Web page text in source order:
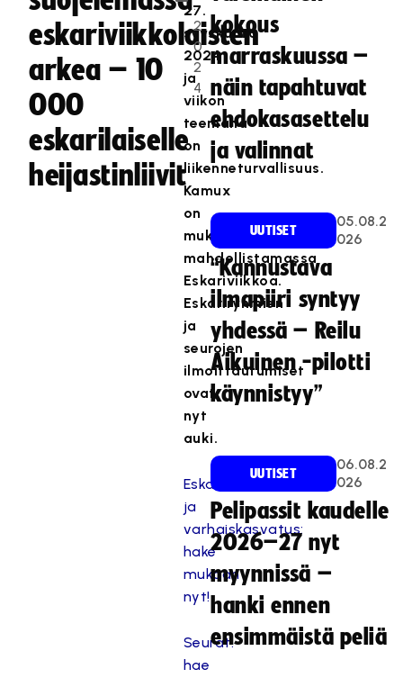
eskariviikkolaisten
arkea – 10
000
eskarilaiselle
heijastinliivit
.
2
0
2
4
27.
syyskuuta
2024
ja
viikon
teemana
on
liikenneturvallisuus.
Kamux
on
mukana
mahdollistamassa
Eskariviikkoa.
Eskariryhmien
ja
seurojen
ilmoittautumiset
ovat
nyt
auki.
Eskarit
ja
varhaiskasvatus:
hake
mukaan
nyt!
Seurat:
hae
kokous
marraskuussa –
näin tapahtuvat
ehdokasasettelu
ja valinnat
UUTISET
05.08.2
026
“Kannustava
ilmapiiri syntyy
yhdessä – Reilu
Aikuinen -pilotti
käynnistyy”
UUTISET
06.08.2
026
Pelipassit kaudelle
2026–27 nyt
myynnissä –
hanki ennen
ensimmäistä peliä